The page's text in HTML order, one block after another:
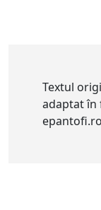
Textul
adaptat în